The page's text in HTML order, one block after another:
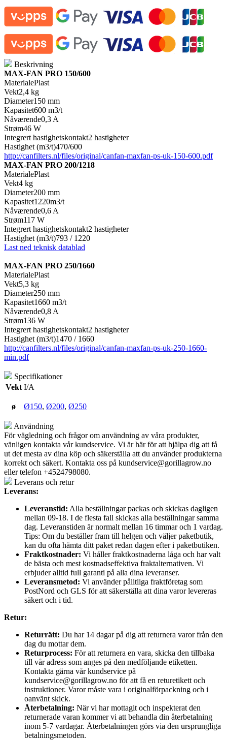
Pro
Ø150
-
Ø250
antall
Beskrivning
MAX-FAN PRO 150/600
MaterialePlast
Vekt2,4 kg
Diameter150 mm
Kapasitet600 m3/t
Nåværende0,3 A
Strøm46 W
Integrert hastighetskontakt2 hastigheter
Hastighet (m3/t)470/600
http://canfilters.nl/files/original/canfan-maxfan-ps-uk-150-600.pdf
MAX-FAN PRO 200/1218
MaterialePlast
Vekt4 kg
Diameter200 mm
Kapasitet1220m3/t
Nåværende0,6 A
Strøm117 W
Integrert hastighetskontakt2 hastigheter
Hastighet (m3/t)793 / 1220
Last ned teknisk datablad
MAX-FAN PRO 250/1660
MaterialePlast
Vekt5,3 kg
Diameter250 mm
Kapasitet1660 m3/t
Nåværende0,8 A
Strøm136 W
Integrert hastighetskontakt2 hastigheter
Hastighet (m3/t)1470 / 1660
http://canfilters.nl/files/original/canfan-maxfan-ps-uk-250-1660-
min.pdf
Specifikationer
Vekt I/A
ø Ø150, Ø200, Ø250
Användning
För vägledning och frågor om användning av våra produkter,
vänligen kontakta vår kundservice. Vi är här för att hjälpa dig att få
ut det mesta av dina köp och säkerställa att du använder produkterna
korrekt och säkert. Kontakta oss på kundservice@gorillagrow.no
eller telefon +4524798080.
Leverans och retur
Leverans:
Leveranstid: Alla beställningar packas och skickas dagligen
mellan 09-18. I de flesta fall skickas alla beställningar samma
dag. Leveranstiden är normalt mellan 16 timmar och 1 vardag.
Tips: Om du beställer fram till helgen och väljer paketbutik,
kan du ofta hämta ditt paket redan dagen efter i paketbutiken.
Fraktkostnader: Vi håller fraktkostnaderna låga och har valt
de bästa och mest kostnadseffektiva fraktalternativen. Vi
erbjuder alltid full garanti på alla dina leveranser.
Leveransmetod: Vi använder pålitliga fraktföretag som
PostNord och GLS för att säkerställa att dina varor levereras
säkert och i tid.
Retur:
Returrätt: Du har 14 dagar på dig att returnera varor från den
dag du mottar dem.
Returprocess: För att returnera en vara, skicka den tillbaka
till vår adress som anges på den medföljande etiketten.
Kontakta gärna vår kundservice på
kundservice@gorillagrow.no för att få en returetikett och
instruktioner. Varor måste vara i originalförpackning och i
oanvänt skick.
Återbetalning: När vi har mottagit och inspekterat den
returnerade varan kommer vi att behandla din återbetalning
inom 5-7 vardagar. Återbetalningen görs via den ursprungliga
betalningsmetoden.